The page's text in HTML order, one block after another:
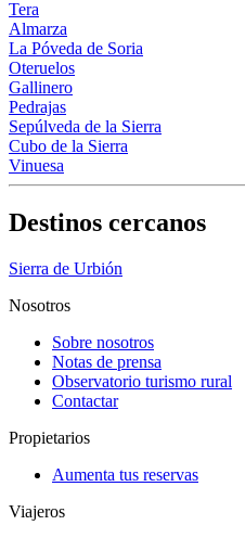
Tera
Almarza
La Póveda de Soria
Oteruelos
Gallinero
Pedrajas
Sepúlveda de la Sierra
Cubo de la Sierra
Vinuesa
Destinos cercanos
Sierra de Urbión
Nosotros
Sobre nosotros
Notas de prensa
Observatorio turismo rural
Contactar
Propietarios
Aumenta tus reservas
Viajeros